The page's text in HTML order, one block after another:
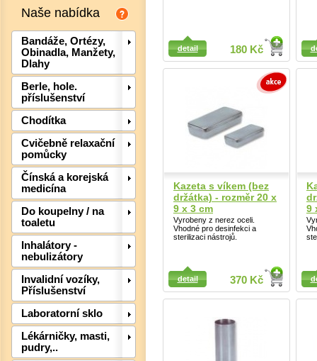
Naše nabídka
Bandáže, Ortézy,
Obinadla, Manžety,
Dlahy
Berle, hole.
příslušenství
Chodítka
Cvičebně relaxační
pomůcky
Čínská a korejská
medicína
Do koupelny / na
toaletu
Inhalátory -
nebulizátory
Invalidní vozíky,
Příslušenství
Laboratorní sklo
Lékárničky, masti,
pudry,..
180 Kč
detail
Detail
Detail
Kazeta s víkem (bez
držátka) - rozměr 20 x
9 x 3 cm
Vyrobeny z nerez oceli.
Vhodné pro desinfekci a
sterilizaci nástrojů.
370 Kč
detail
9
Detail
Detail